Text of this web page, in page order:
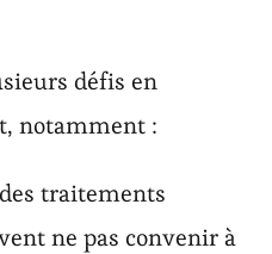
défis en
notamment :
des traitements
ne pas convenir à